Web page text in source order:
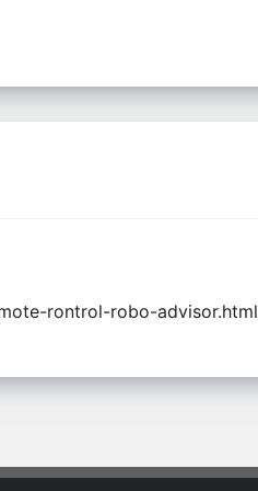
rontrol-robo-advisor.html